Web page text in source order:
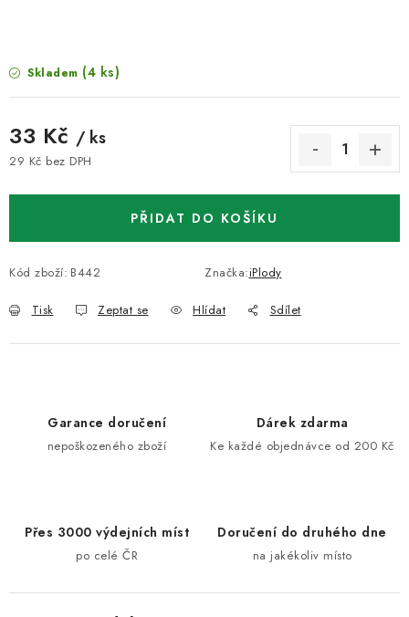
Reklamace a vrácení zboží
Skladem (4 ks)
33 Kč / ks
29 Kč bez DPH
PŘIDAT DO KOŠÍKU
Kód zboží: B442 Značka:iPlody
Tisk Zeptat se Hlídat Sdílet
Garance doručení
nepoškozeného zboží
Dárek zdarma
Ke každé objednávce od 200 Kč
Přes 3000 výdejních míst
po celé ČR
Doručení do druhého dne
na jakékoliv místo